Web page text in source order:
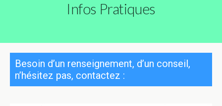
Infos Pratiques
Besoin d’un renseignement, d’un conseil,
n’hésitez pas, contactez :